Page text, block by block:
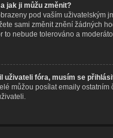
jak ji můžu změnit?
pod vaším uživatelským
sami změnit znění žádných
to nebude tolerováno a
uživateli fóra, musím se
můžou posílat emaily